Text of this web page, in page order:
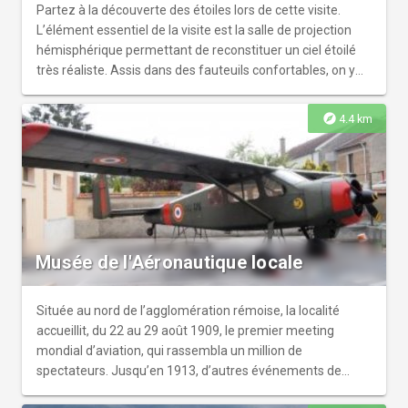
seconde guerre mondiale en Europe.
Partez à la découverte des étoiles lors de cette visite.
L’élément essentiel de la visite est la salle de projection
hémisphérique permettant de reconstituer un ciel étoilé
très réaliste. Assis dans des fauteuils confortables, on y
avec l’avantage de pouvoir accélérer les mouvements des
astres. Un dispositif vidéo numérique haute-définition
complète le système afin de montrer les images les plus
récentes des dernières découvertes en astronomie.
Plusieurs programmes sont proposés, pour la plupart
animés en direct par des médiateurs scientifiques dont le
commentaire est adapté à tous les publics.
explore 4.4 km
Musée de l'Aéronautique locale
Située au nord de l’agglomération rémoise, la localité
accueillit, du 22 au 29 août 1909, le premier meeting
mondial d’aviation, qui rassembla un million de
spectateurs. Jusqu’en 1913, d’autres événements de